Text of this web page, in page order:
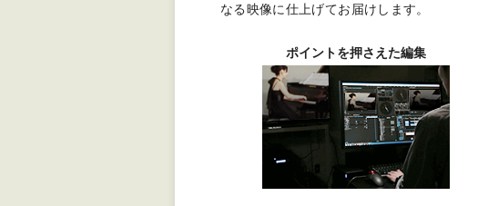
なる映像に仕上げてお届けします。
ポイントを押さえた編集